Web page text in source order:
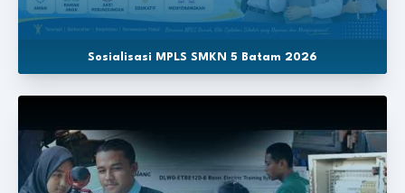
Sosialisasi MPLS SMKN 5 Batam 2026